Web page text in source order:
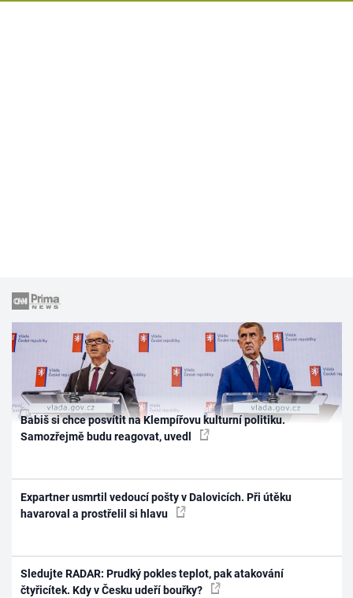
Babiš si chce posvítit na Klempířovu kulturní politiku.
Samozřejmě budu reagovat, uvedl
Expartner usmrtil vedoucí pošty v Dalovicích. Při útěku
havaroval a prostřelil si hlavu
Sledujte RADAR: Prudký pokles teplot, pak atakování
čtyřicítek. Kdy v Česku udeří bouřky?